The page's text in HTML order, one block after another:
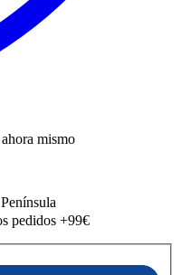
mismo
pedidos +99€